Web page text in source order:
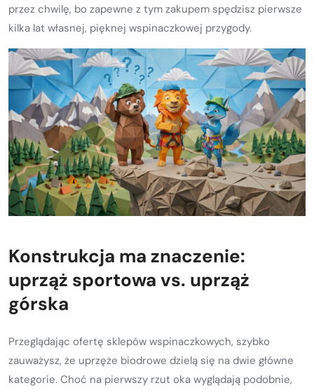
przez chwilę, bo zapewne z tym zakupem spędzisz pierwsze
kilka lat własnej, pięknej wspinaczkowej przygody.
Konstrukcja ma znaczenie:
uprząż sportowa vs. uprząż
górska
Przeglądając ofertę sklepów wspinaczkowych, szybko
zauważysz, że uprzęże biodrowe dzielą się na dwie główne
kategorie. Choć na pierwszy rzut oka wyglądają podobnie,